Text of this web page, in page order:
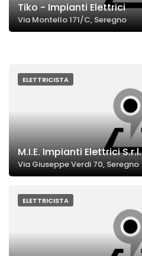
Tiko - Impianti Elettrici
Via Montello 171/C, Seregno
ELETTRICISTA
M.I.E. Impianti Elettrici S.r.l.
Via Giuseppe Verdi 70, Seregno
ELETTRICISTA